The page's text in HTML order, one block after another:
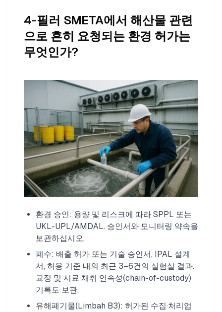
4-필러 SMETA에서 해산물 관련
으로 흔히 요청되는 환경 허가는
무엇인가?
환경 승인: 용량 및 리스크에 따라 SPPL 또는
UKL-UPL/AMDAL. 승인서와 모니터링 약속을
보관하십시오.
폐수: 배출 허가 또는 기술 승인서, IPAL 설계
서, 허용 기준 내의 최근 3–6건의 실험실 결과.
교정 및 시료 채취 연속성(chain-of-custody)
기록도 보관.
유해폐기물(Limbah B3): 허가된 수집·처리업